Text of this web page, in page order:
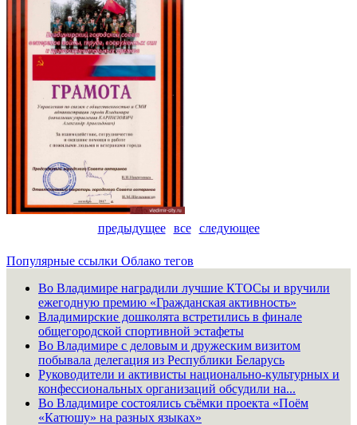
предыдущее все следующее
Популярные ссылки Облако тегов
Во Владимире наградили лучшие КТОСы и вручили
ежегодную премию «Гражданская активность»
Владимирские дошколята встретились в финале
общегородской спортивной эстафеты
Во Владимире с деловым и дружеским визитом
побывала делегация из Республики Беларусь
Руководители и активисты национально-культурных и
конфессиональных организаций обсудили на...
Во Владимире состоялись съёмки проекта «Поём
«Катюшу» на разных языках»